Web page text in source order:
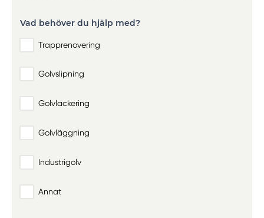
Vad behöver du hjälp med?
Trapprenovering
Golvslipning
Golvlackering
Golvläggning
Industrigolv
Annat